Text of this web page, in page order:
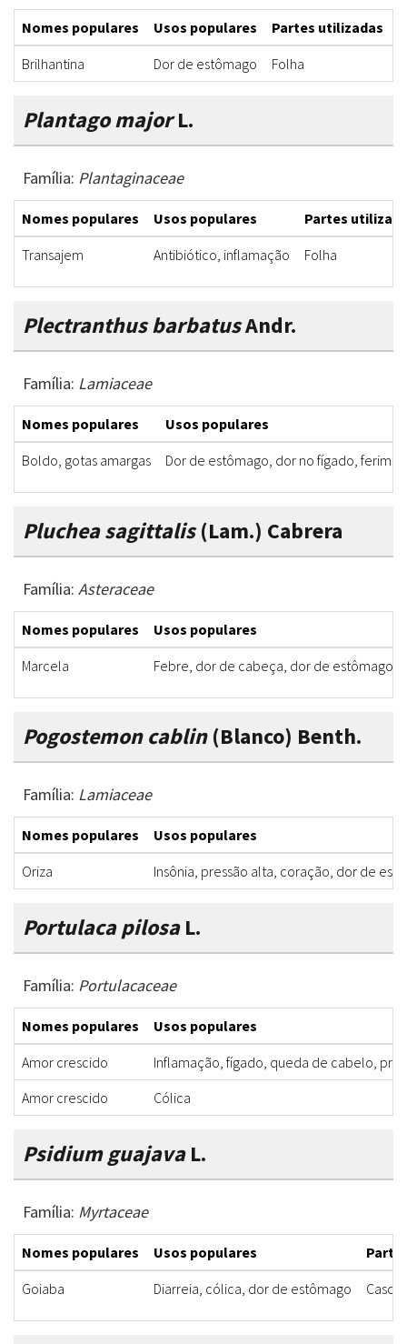
Nomes populares Usos populares Partes utilizadas
Brilhantina
Dor de estômago Folha
Plantago majorL.
Família: Plantaginaceae
Nomes populares Usos populares
Partes
Transajem
Antibiótico, inflamação Folha
Plectranthus barbatusAndr.
Família: Lamiaceae
Nomes populares
Usos populares
Boldo, gotas amargas
Dor de estômago, dor no fígado,
Pluchea sagittalis(Lam.) Cabrera
Família: Asteraceae
Nomes populares
Usos populares
Marcela
Febre, dor de cabeça, dor de estômago
Pogostemon cablin(Blanco) Benth.
Família: Lamiaceae
Nomes populares
Usos populares
Oriza
Insônia, pressão alta, coração, dor de
Portulaca pilosaL.
Família: Portulacaceae
Nomes populares
Usos populares
Amor crescido
Inflamação, fígado, queda de cabelo,
Amor crescido
Cólica
Psidium guajavaL.
Família: Myrtaceae
Nomes populares Usos populares
Goiaba
Diarreia, cólica, dor de estômago